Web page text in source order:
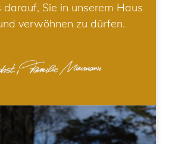
Sie in unserem Haus
verwöhnen zu dürfen.